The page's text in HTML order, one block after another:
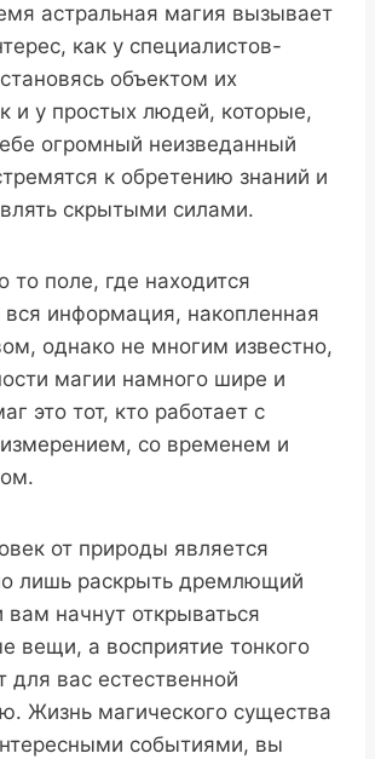
астральная магия вызывает
как у специалистов-
объектом их
и у простых людей, которые,
огромный неизведанный
к обретению знаний и
скрытыми силами.
то поле, где находится
вся информация, накопленная
однако не многим известно,
магии намного шире и
это тот, кто работает с
со временем и
от природы является
лишь раскрыть дремлющий
вам начнут открываться
вещи, а восприятие тонкого
для вас естественной
Жизнь магического существа
событиями, вы